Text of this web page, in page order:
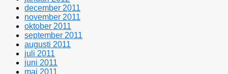
december 2011
november 2011
oktober 2011
september 2011
augusti 2011
juli 2011
juni 2011
maj 2011